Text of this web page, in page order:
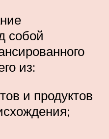
собой
из:
и продуктов